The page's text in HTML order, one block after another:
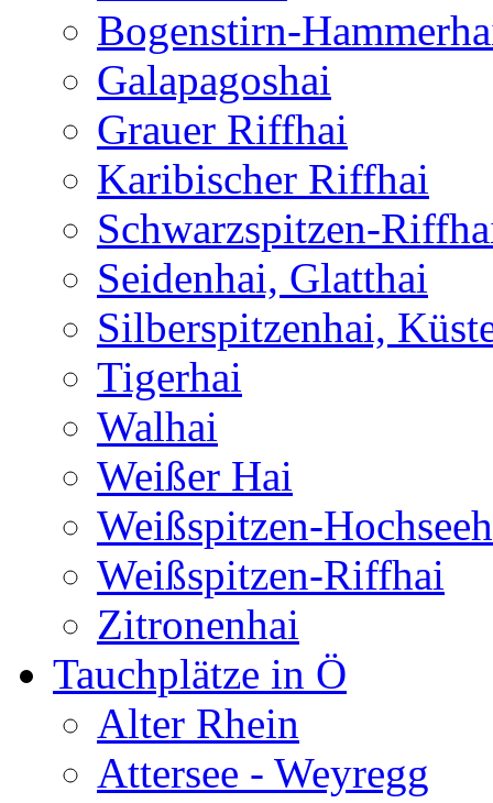
Bogenstirn-
Galapagoshai
Grauer Riffhai
Karibischer Riffhai
Schwarzspitzen-
Seidenhai, Glatthai
Silberspitzenhai,
Tigerhai
Walhai
Weißer Hai
Weißspitzen-
Weißspitzen-Riffhai
Zitronenhai
Tauchplätze in Ö
Alter Rhein
Attersee - Weyregg